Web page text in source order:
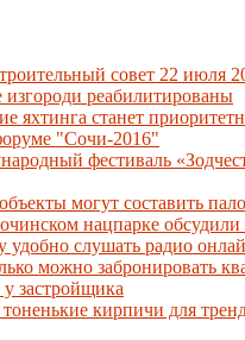
совет 22 июля
реабилитированы
яхтинга станет
"Сочи-2016"
фестиваль
могут составить
нацпарке обсудили
удобно слушать радио
можно забронировать
застройщика
кирпичи для